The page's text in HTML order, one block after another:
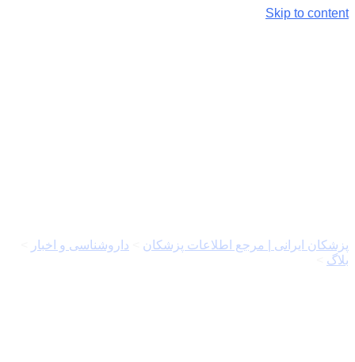
Skip to content
پزشکان ایرانی | مرجع اطلاعات پزشکان داروشناسی و اخبار
بلاگ